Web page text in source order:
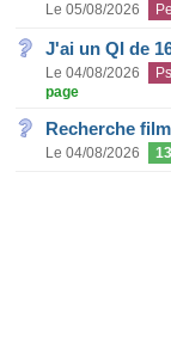
Le 05/08/2026
J'ai un QI de
Le 04/08/2026
page
Recherche
Le 04/08/2026 13